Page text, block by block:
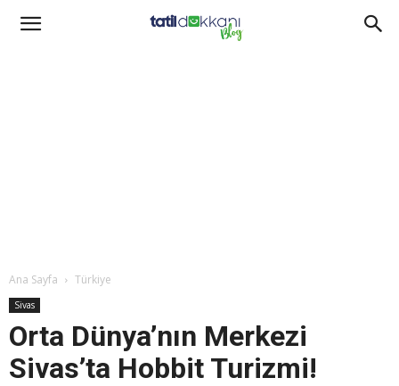
Ana Sayfa Türkiye
Sivas
Orta Dünya’nın Merkezi
Sivas’ta Hobbit Turizmi!